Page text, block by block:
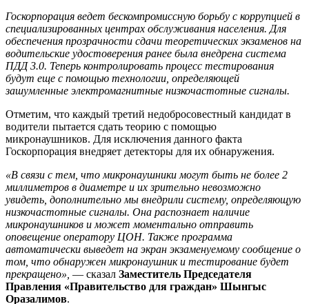
Госкорпорация ведет бескомпромиссную борьбу с коррупцией в
специализированных центрах обслуживания населения. Для
обеспечения прозрачности сдачи теоретических экзаменов на
водительские удостоверения ранее была внедрена система
ПДД 3.0. Теперь контролировать процесс тестирования
будут еще с помощью технологии, определяющей
зашумленные электромагнитные низкочастотные сигналы.
Отметим, что каждый третий недобросовестный кандидат в
водители пытается сдать теорию с помощью
микронаушников. Для исключения данного факта
Госкорпорация внедряет детекторы для их обнаружения.
«В связи с тем, что микронаушники могут быть не более 2
миллиметров в диаметре и их зрительно невозможно
увидеть, дополнительно мы внедрили систему, определяющую
низкочастотные сигналы. Она распознает наличие
микронаушников и может моментально отправить
оповещение оператору ЦОН. Также программа
автоматически выведет на экран экзаменуемому сообщение о
том, что обнаружен микронаушник и тестирование будет
прекращено», — сказал Заместитель Председателя
Правления «Правительство для граждан» Шынгыс
Оразалимов.